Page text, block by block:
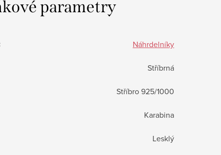
parametry
Náhrdelníky
Stříbrná
Stříbro 925/1000
Karabina
Lesklý